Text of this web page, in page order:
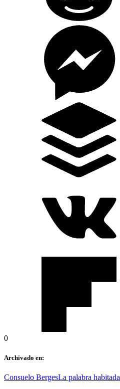
0
Archivado en:
Consuelo BergesLa palabra habitada